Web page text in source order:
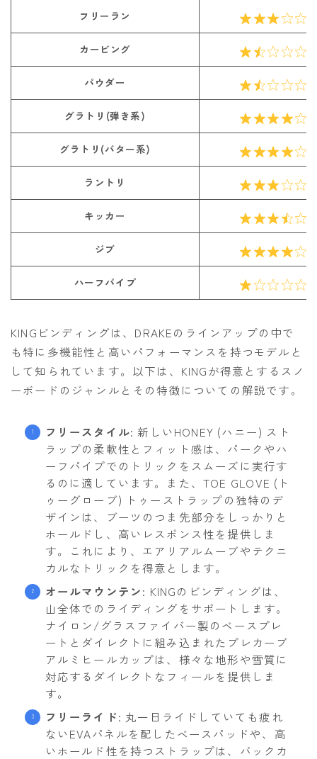
フリーラン
カービング
パウダー
グラトリ(弾き系)
グラトリ(バター系)
ラントリ
キッカー
ジブ
ハーフパイプ
KINGビンディングは、DRAKEのラインアップの中で
も特に多機能性と高いパフォーマンスを持つモデルと
して知られています。以下は、KINGが得意とするスノ
ーボードのジャンルとその特徴についての解説です。
フリースタイル: 新しいHONEY (ハニー) スト
ラップの柔軟性とフィット感は、パークやハ
ーフパイプでのトリックをスムーズに実行す
るのに適しています。また、TOE GLOVE (ト
ゥーグローブ) トゥーストラップの独特のデ
ザインは、ブーツのつま先部分をしっかりと
ホールドし、高いレスポンス性を提供しま
す。これにより、エアリアルムーブやテクニ
カルなトリックを得意とします。
オールマウンテン: KINGのビンディングは、
山全体でのライディングをサポートします。
ナイロン/グラスファイバー製のベースプレ
ートとダイレクトに組み込まれたプレカーブ
アルミヒールカップは、様々な地形や雪質に
対応するダイレクトなフィールを提供しま
す。
フリーライド: 丸一日ライドしていても疲れ
ないEVAパネルを配したベースパッドや、高
いホールド性を持つストラップは、バックカ